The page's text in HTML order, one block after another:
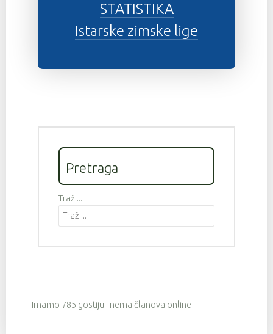
STATISTIKA
Istarske zimske lige
Pretraga
Traži...
Imamo 785 gostiju i nema članova online